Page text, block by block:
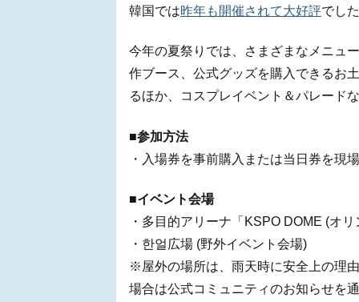
韓国では昨年も開催されて大好評でし
今年の夏祭りでは、さまざまなメニュ
作ブース、公式グッズを購入できるお
るほか、コスプレイベント＆パレード
■参加方法
・入場券を事前購入または当日券を現
■イベント会場
・多目的アリーナ「KSPO DOME (オ
・한얼広場 (野外イベント会場)
※屋外の場所は、雨天時に安全上の理
場合は公式コミュニティのお知らせを